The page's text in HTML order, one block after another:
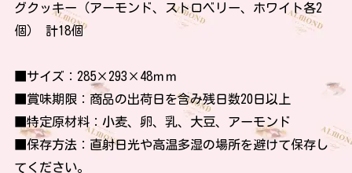
グクッキー（アーモンド、ストロベリー、ホワイト各2
個） 計18個
■サイズ：285×293×48ｍｍ
■賞味期限：商品の出荷日を含み残日数20日以上
■特定原材料：小麦、卵、乳、大豆、アーモンド
■保存方法：直射日光や高温多湿の場所を避けて保存し
てください。